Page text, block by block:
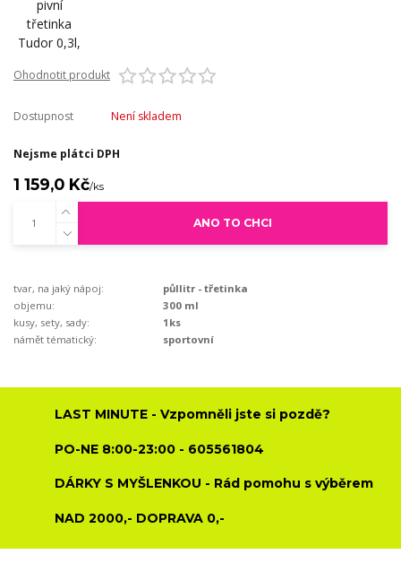
Ohodnotit produkt
Dostupnost Není skladem
Nejsme plátci DPH
1 159,0 Kč/ks
ANO TO CHCI
tvar, na jaký nápoj:
půllitr - třetinka
objemu:
300 ml
kusy, sety, sady:
1ks
námět tématický:
sportovní
LAST MINUTE - Vzpomněli jste si pozdě?
PO-NE 8:00-23:00 - 605561804
DÁRKY S MYŠLENKOU - Rád pomohu s výběrem
NAD 2000,- DOPRAVA 0,-